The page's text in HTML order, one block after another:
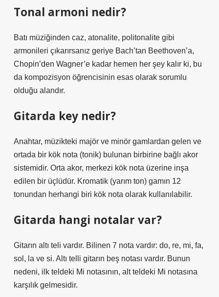
Tonal armoni nedir?
Batı müziğinden caz, atonalite, politonalite gibi
armonileri çıkarırsanız geriye Bach’tan Beethoven’a,
Chopin’den Wagner’e kadar hemen her şey kalır ki, bu
da kompozisyon öğrencisinin esas olarak sorumlu
olduğu alandır.
Gitarda key nedir?
Anahtar, müzikteki majör ve minör gamlardan gelen ve
ortada bir kök nota (tonik) bulunan birbirine bağlı akor
sistemidir. Orta akor, merkezi kök nota üzerine inşa
edilen bir üçlüdür. Kromatik (yarım ton) gamın 12
tonundan herhangi biri kök nota olarak kullanılabilir.
Gitarda hangi notalar var?
Gitarın altı teli vardır. Bilinen 7 nota vardır: do, re, mi, fa,
sol, la ve si. Altı telli gitarın beş notası vardır. Bunun
nedeni, ilk teldeki Mi notasının, alt teldeki Mi notasına
karşılık gelmesidir.